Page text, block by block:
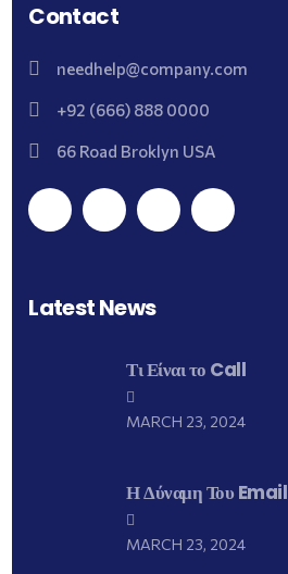
Contact
needhelp@company.com
+92 (666) 888 0000
66 Road Broklyn USA
Latest News
Τι Είναι το Call
MARCH 23, 2024
Η Δύναμη Του Email
MARCH 23, 2024